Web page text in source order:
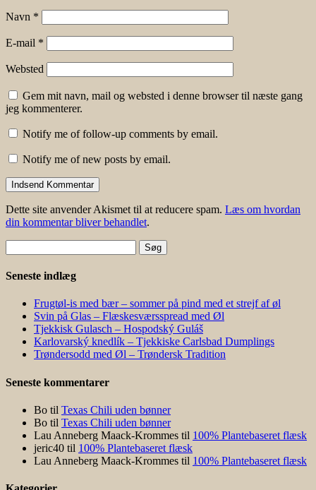
Navn *
E-mail *
Websted
Gem mit navn, mail og websted i denne browser til næste gang
jeg kommenterer.
Notify me of follow-up comments by email.
Notify me of new posts by email.
Dette site anvender Akismet til at reducere spam. Læs om hvordan
din kommentar bliver behandlet.
efter:
Seneste indlæg
Frugtøl-is med bær – sommer på pind med et strejf af øl
Svin på Glas – Flæskesværsspread med Øl
Tjekkisk Gulasch – Hospodský Guláš
Karlovarský knedlík – Tjekkiske Carlsbad Dumplings
Trøndersodd med Øl – Trøndersk Tradition
Seneste kommentarer
Bo til Texas Chili uden bønner
Bo til Texas Chili uden bønner
Lau Anneberg Maack-Krommes til 100% Plantebaseret flæsk
jeric40 til 100% Plantebaseret flæsk
Lau Anneberg Maack-Krommes til 100% Plantebaseret flæsk